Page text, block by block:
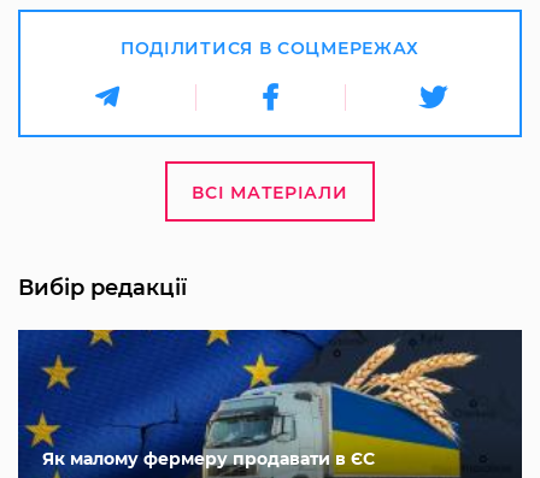
ПОДІЛИТИСЯ В СОЦМЕРЕЖАХ
ВСІ МАТЕРІАЛИ
Вибір редакції
Як малому фермеру продавати в ЄС